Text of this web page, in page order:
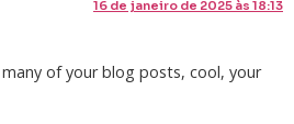
16 de janeiro de 2025 às 18:13
of your blog posts, cool, your